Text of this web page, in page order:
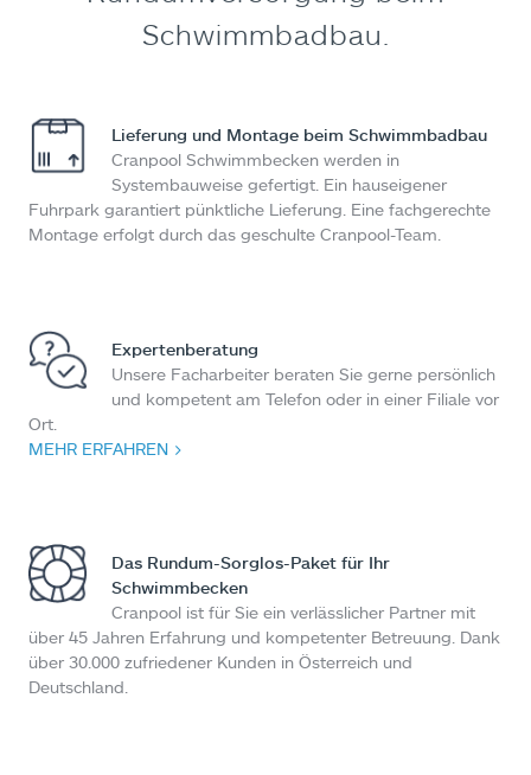
Schwimmbadbau.
Lieferung und Montage beim Schwimmbadbau
Cranpool Schwimmbecken werden in
Systembauweise gefertigt. Ein hauseigener
Fuhrpark garantiert pünktliche Lieferung. Eine fachgerechte
Montage erfolgt durch das geschulte Cranpool-Team.
Expertenberatung
Unsere Facharbeiter beraten Sie gerne persönlich
und kompetent am Telefon oder in einer Filiale vor
Ort.
MEHR ERFAHREN >
Das Rundum-Sorglos-Paket für Ihr
Schwimmbecken
Cranpool ist für Sie ein verlässlicher Partner mit
über 45 Jahren Erfahrung und kompetenter Betreuung. Dank
über 30.000 zufriedener Kunden in Österreich und
Deutschland.